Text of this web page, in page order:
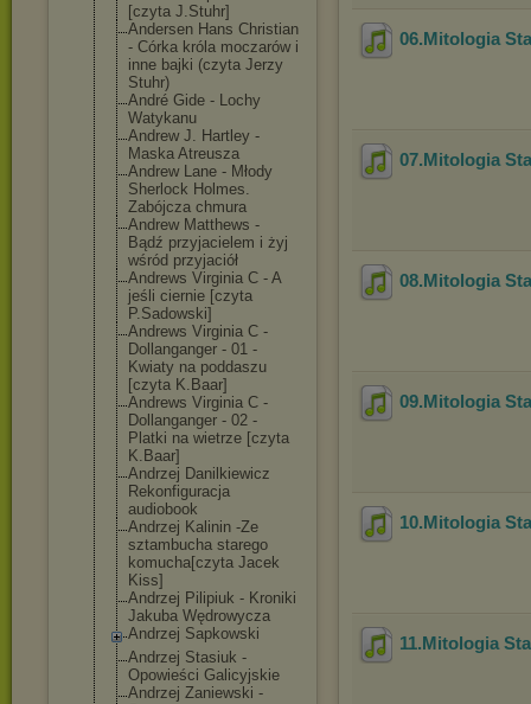
[czyta J.Stuhr]
Andersen Hans Christian
- Córka króla moczarów i
inne bajki (czyta Jerzy
Stuhr)
André Gide - Lochy
Watykanu
Andrew J. Hartley -
Maska Atreusza
Andrew Lane - Młody
Sherlock Holmes.
Zabójcza chmura
Andrew Matthews -
Bądź przyjacielem i żyj
wśród przyjaciół
Andrews Virginia C - A
jeśli ciernie [czyta
P.Sadowski]
Andrews Virginia C -
Dollanganger - 01 -
Kwiaty na poddaszu
[czyta K.Baar]
Andrews Virginia C -
Dollanganger - 02 -
Platki na wietrze [czyta
K.Baar]
Andrzej Danilkiewicz
Rekonfiguracja
audiobook
Andrzej Kalinin -Ze
sztambucha starego
komucha[czyta Jacek
Kiss]
Andrzej Pilipiuk - Kroniki
Jakuba Wędrowycza
Andrzej Sapkowski
Andrzej Stasiuk -
Opowieści Galicyjskie
Andrzej Zaniewski -
06.Mitologia
07.Mitologia
08.Mitologia
09.Mitologia
10.Mitologia
11.Mitologia